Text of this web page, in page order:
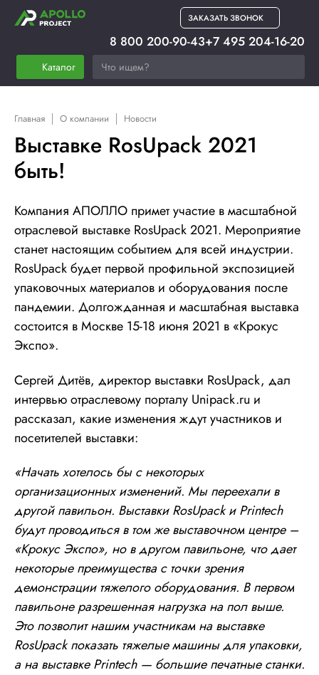
ЗАКАЗАТЬ ЗВОНОК
Каталог
8 800 200-90-43+7 495 204-16-20
Главная О компании Новости
Выставке RosUpaсk 2021
быть!
Компания АПОЛЛО примет участие в масштабной
отраслевой выставке RosUpaсk 2021. Мероприятие
станет настоящим событием для всей индустрии.
RosUpaсk будет первой профильной экспозицией
упаковочных материалов и оборудования после
пандемии. Долгожданная и масштабная выставка
состоится в Москве 15-18 июня 2021 в «Крокус
Экспо».
Сергей Дитёв, директор выставки RosUpack, дал
интервью отраслевому порталу Unipack.ru и
рассказал, какие изменения ждут участников и
посетителей выставки:
«Начать хотелось бы с некоторых
организационных изменений. Мы переехали в
другой павильон. Выставки RosUpack и Printech
будут проводиться в том же выставочном центре –
«Крокус Экспо», но в другом павильоне, что дает
некоторые преимущества с точки зрения
демонстрации тяжелого оборудования. В первом
павильоне разрешенная нагрузка на пол выше.
Это позволит нашим участникам на выставке
RosUpack показать тяжелые машины для упаковки,
а на выставке Printech — большие печатные станки.